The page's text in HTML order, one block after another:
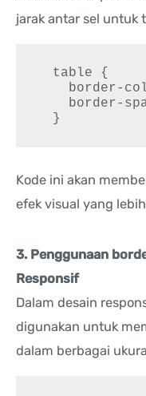
jarak antar sel untuk
  }
Kode ini akan
efek visual yang
3. Penggunaan
Responsif
Dalam desain
digunakan untuk
dalam berbagai